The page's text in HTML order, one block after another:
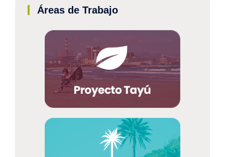
Áreas de Trabajo